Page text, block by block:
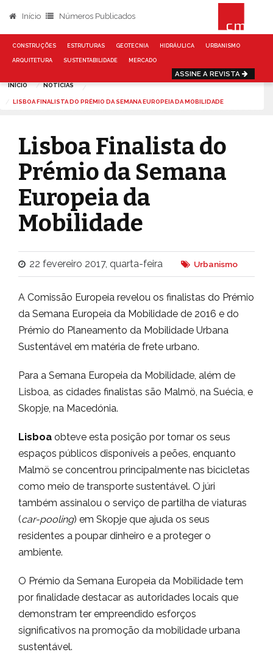
Início Números Publicados
CONSTRUÇÕES ESTRUTURAS GEOTECNIA HIDRÁULICA URBANISMO
ARQUITETURA SUSTENTABILIDADE MERCADO
ASSINE A REVISTA
INÍCIO NOTÍCIAS
LISBOA FINALISTA DO PRÉMIO DA SEMANA EUROPEIA DA MOBILIDADE
Lisboa Finalista do
Prémio da Semana
Europeia da
Mobilidade
22 fevereiro 2017, quarta-feira Urbanismo
A Comissão Europeia revelou os finalistas do Prémio
da Semana Europeia da Mobilidade de 2016 e do
Prémio do Planeamento da Mobilidade Urbana
Sustentável em matéria de frete urbano.
Para a Semana Europeia da Mobilidade, além de
Lisboa, as cidades finalistas são Malmö, na Suécia, e
Skopje, na Macedónia.
Lisboa obteve esta posição por tornar os seus
espaços públicos disponíveis a peões, enquanto
Malmö se concentrou principalmente nas bicicletas
como meio de transporte sustentável. O júri
também assinalou o serviço de partilha de viaturas
(car-pooling) em Skopje que ajuda os seus
residentes a poupar dinheiro e a proteger o
ambiente.
O Prémio da Semana Europeia da Mobilidade tem
por finalidade destacar as autoridades locais que
demonstram ter empreendido esforços
significativos na promoção da mobilidade urbana
sustentável.